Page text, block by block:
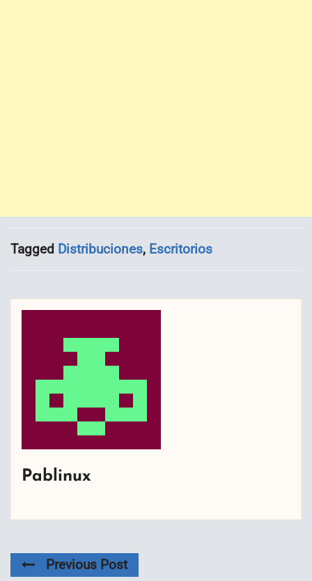
Tagged Distribuciones, Escritorios
Pablinux
Previous Post